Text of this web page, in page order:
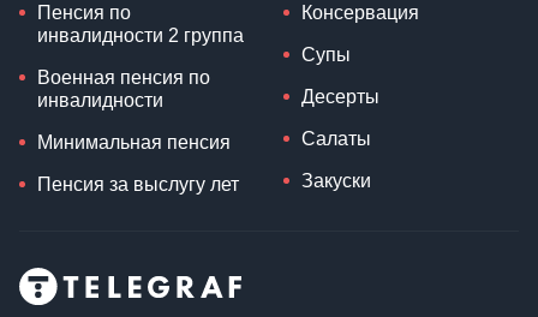
Пенсия по
инвалидности 2 группа
Военная пенсия по
инвалидности
Минимальная пенсия
Пенсия за выслугу лет
Консервация
Супы
Десерты
Салаты
Закуски